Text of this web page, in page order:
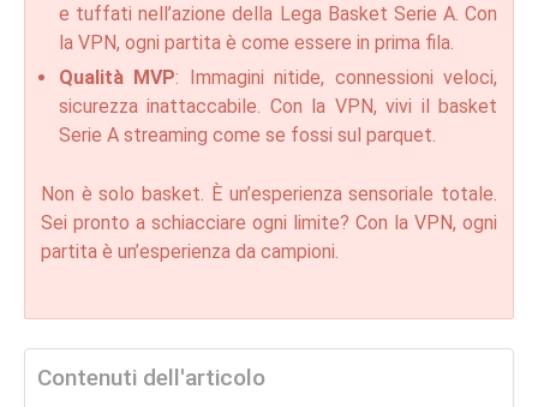
e tuffati nell’azione della Lega Basket Serie A. Con
la VPN, ogni partita è come essere in prima fila.
Qualità MVP: Immagini nitide, connessioni veloci,
sicurezza inattaccabile. Con la VPN, vivi il basket
Serie A streaming come se fossi sul parquet.
Non è solo basket. È un’esperienza sensoriale totale.
Sei pronto a schiacciare ogni limite? Con la VPN, ogni
partita è un’esperienza da campioni.
Contenuti dell'articolo